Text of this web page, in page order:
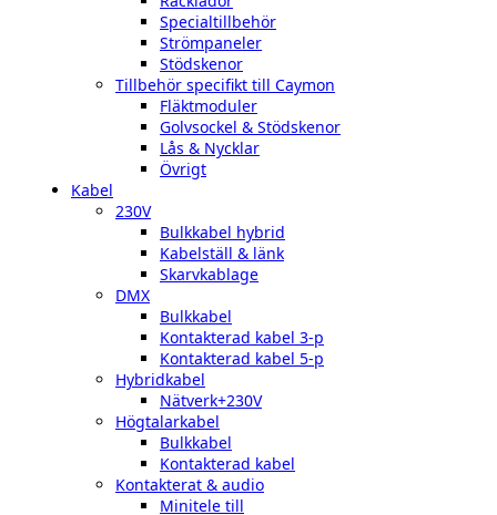
Specialtillbehör
Strömpaneler
Stödskenor
Tillbehör specifikt till Caymon
Fläktmoduler
Golvsockel & Stödskenor
Lås & Nycklar
Övrigt
Kabel
230V
Bulkkabel hybrid
Kabelställ & länk
Skarvkablage
DMX
Bulkkabel
Kontakterad kabel 3-p
Kontakterad kabel 5-p
Hybridkabel
Nätverk+230V
Högtalarkabel
Bulkkabel
Kontakterad kabel
Kontakterat & audio
Minitele till